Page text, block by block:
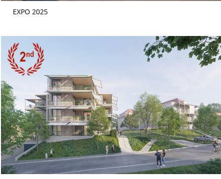
EXPO 2025